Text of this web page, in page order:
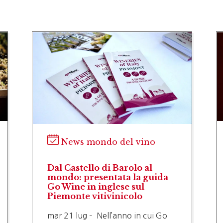
News mondo del vino
Dal Castello di Barolo al
mondo: presentata la guida
Go Wine in inglese sul
Piemonte vitivinicolo
mar 21 lug – Nell’anno in cui Go